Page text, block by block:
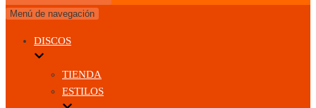
Menú de navegación
DISCOS
TIENDA
ESTILOS